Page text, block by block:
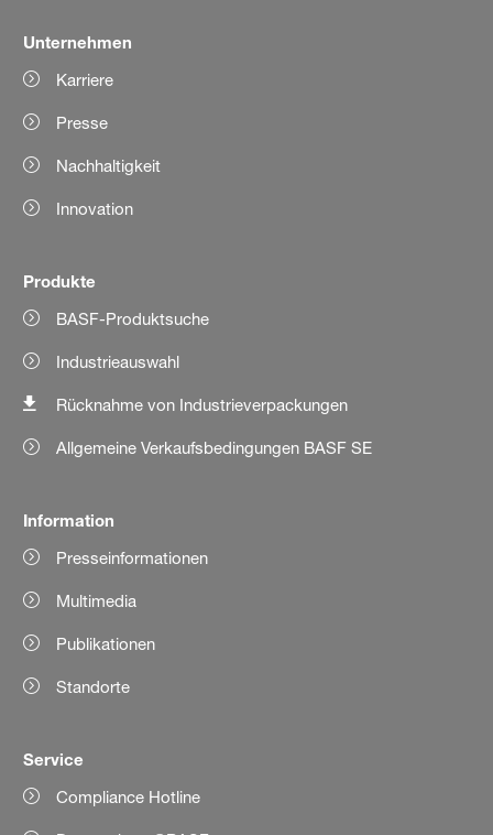
Unternehmen
Karriere
Presse
Nachhaltigkeit
Innovation
Produkte
BASF-Produktsuche
Industrieauswahl
Rücknahme von Industrieverpackungen
Allgemeine Verkaufsbedingungen BASF SE
Information
Presseinformationen
Multimedia
Publikationen
Standorte
Service
Compliance Hotline